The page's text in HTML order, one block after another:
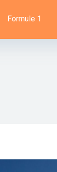
Formule 1